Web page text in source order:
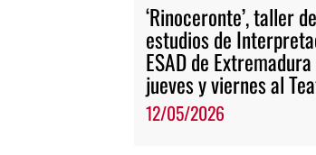
‘Rinoceronte’, taller
estudios de
ESAD de
jueves y viernes al
12/05/2026